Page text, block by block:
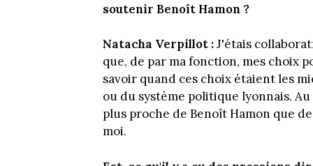
soutenir Benoît Hamon ?
Natacha Verpillot :J'étais
que, de par ma fonction, mes choix
savoir quand ces choix étaient les
ou du système politique lyonnais.
plus proche de Benoît Hamon que
moi.